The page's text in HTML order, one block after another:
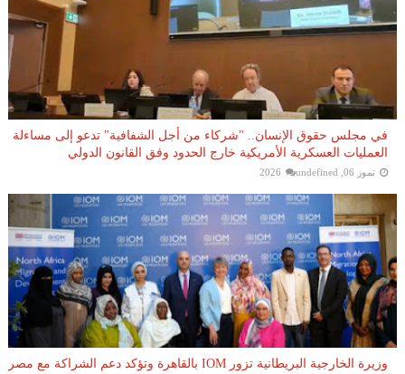
في مجلس حقوق الإنسان.. "شركاء من أجل الشفافية" تدعو إلى مساءلة
العمليات العسكرية الأمريكية خارج الحدود وفق القانون الدولي
تموز 06, 2026 undefined
وزيرة الخارجية البريطانية تزور IOM بالقاهرة وتؤكد دعم الشراكة مع مصر